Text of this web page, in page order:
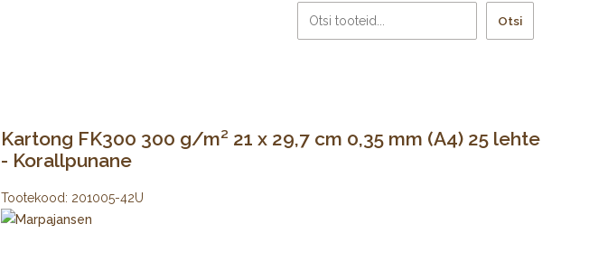
Otsi
Kartong FK300 300 g/m² 21 x 29,7 cm 0,35 mm (A4) 25 lehte
- Korallpunane
Tootekood: 201005-42U